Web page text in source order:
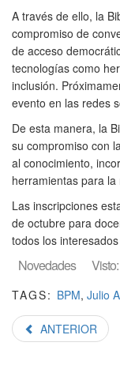
A través de ello, la
compromiso de
de acceso
tecnologías como
inclusión.
evento en las redes
De esta manera, la
su compromiso con
al conocimiento,
herramientas para
Las inscripciones
de octubre para
todos los
Novedades
TAGS: BPM, Julio
ANTERIOR